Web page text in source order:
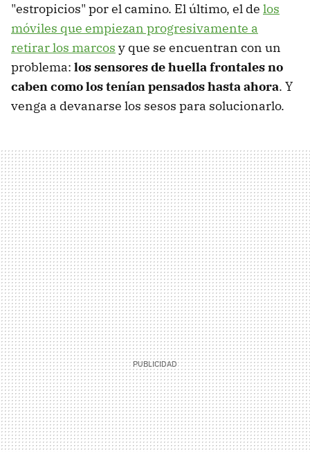
"estropicios" por el camino. El último, el de los
móviles que empiezan progresivamente a
retirar los marcos y que se encuentran con un
problema: los sensores de huella frontales no
caben como los tenían pensados hasta ahora. Y
venga a devanarse los sesos para solucionarlo.